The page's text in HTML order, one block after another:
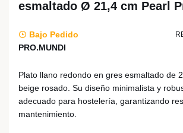
esmaltado Ø 21,4 cm Pearl
Bajo Pedido
PRO.MUNDI
Plato llano redondo en gres esmaltado de
beige rosado. Su diseño minimalista y
adecuado para hostelería, garantizando
mantenimiento.